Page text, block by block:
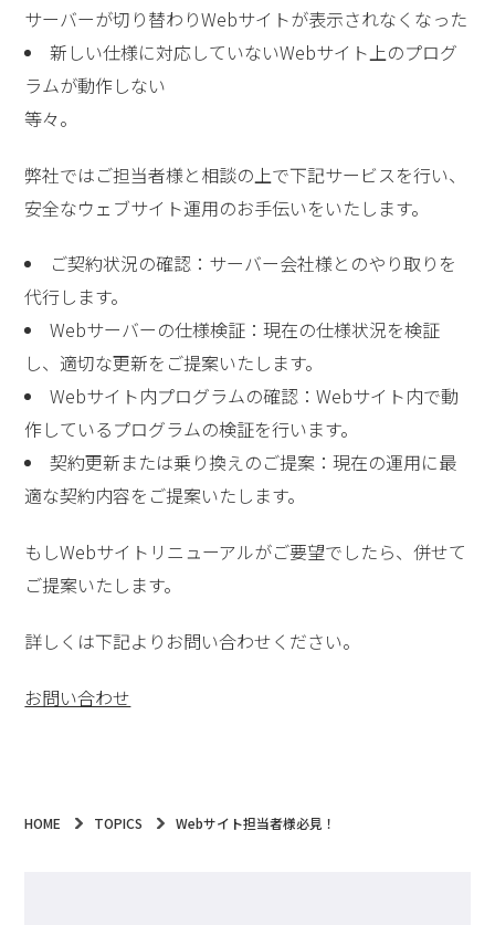
サーバーが切り替わりWebサイトが表示されなくなった
新しい仕様に対応していないWebサイト上のプログ
ラムが動作しない
等々。
弊社ではご担当者様と相談の上で下記サービスを行い、
安全なウェブサイト運用のお手伝いをいたします。
ご契約状況の確認：サーバー会社様とのやり取りを
代行します。
Webサーバーの仕様検証：現在の仕様状況を検証
し、適切な更新をご提案いたします。
Webサイト内プログラムの確認：Webサイト内で動
作しているプログラムの検証を行います。
契約更新または乗り換えのご提案：現在の運用に最
適な契約内容をご提案いたします。
もしWebサイトリニューアルがご要望でしたら、併せて
ご提案いたします。
詳しくは下記よりお問い合わせください。
お問い合わせ
HOME TOPICS Webサイト担当者様必見！